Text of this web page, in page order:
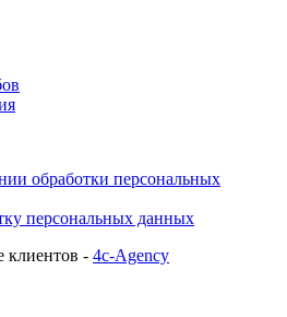
обработки персональных
персональных данных
клиентов - 4c-Agency